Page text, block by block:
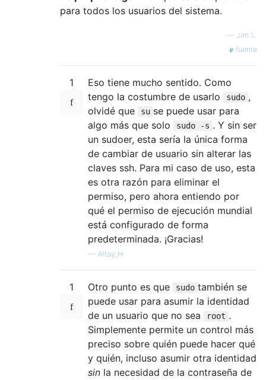
para todos los usuarios del sistema.
— Jim L.
fuente
1
Eso tiene mucho sentido. Como
tengo la costumbre de usarlo
sudo ,
olvidé que
su se puede usar para
algo más que solo
sudo -s . Y sin ser
un sudoer, esta sería la única forma
de cambiar de usuario sin alterar las
claves ssh. Para mi caso de uso, esta
es otra razón para eliminar el
permiso, pero ahora entiendo por
qué el permiso de ejecución mundial
está configurado de forma
predeterminada. ¡Gracias!
— Altay_H
1 Otro punto es que sudo también se
puede usar para asumir la identidad
de un usuario que no sea
root .
Simplemente permite un control más
preciso sobre quién puede hacer qué
y quién, incluso asumir otra identidad
sin la necesidad de la contraseña de